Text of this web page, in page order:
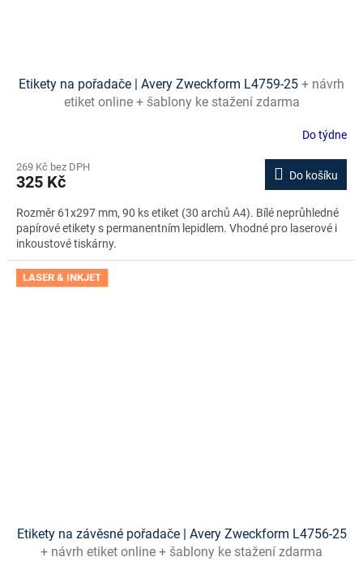
Etikety na pořadače | Avery Zweckform L4759-25 + návrh
etiket online + šablony ke stažení zdarma
Do týdne
269 Kč bez DPH
325 Kč Do košíku
Rozměr 61x297 mm, 90 ks etiket (30 archů A4). Bílé neprůhledné
papírové etikety s permanentním lepidlem. Vhodné pro laserové i
inkoustové tiskárny.
LASER & INKJET
Etikety na závěsné pořadače | Avery Zweckform L4756-25
+ návrh etiket online + šablony ke stažení zdarma